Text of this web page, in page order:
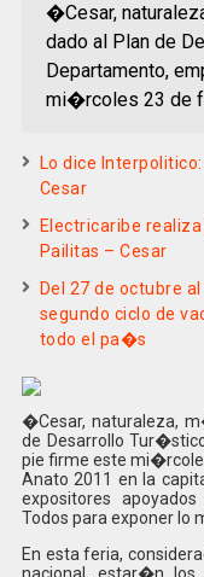
�Cesar,
dado al Plan de
Departamento,
mi�rcoles 23 de
Lo dice
Cesar
Electricaribe
Pailitas – Cesar
Del 27 de octubre
segundo ciclo de
todo el pa�s
�Cesar, naturaleza,
de Desarrollo
pie firme este
Anato 2011 en la
expositores
Todos para exponer lo
En esta feria,
nacional, estar�n los